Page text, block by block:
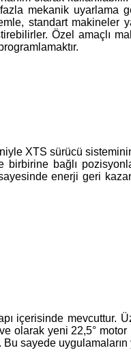
mekanik uyarlama
standart makineler
Özel amaçlı
XTS sürücü
birbirine bağlı
enerji geri
içerisinde mevcuttur.
olarak yeni 22,5°
sayede